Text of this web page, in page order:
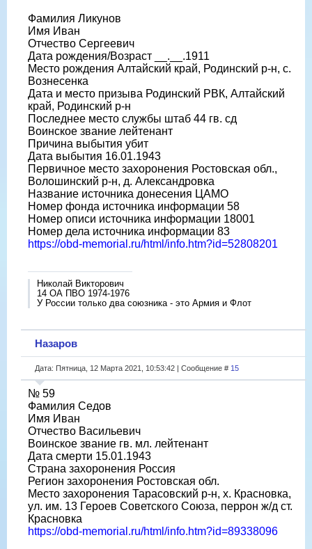
Фамилия Ликунов
Имя Иван
Отчество Сергеевич
Дата рождения/Возраст __.__.1911
Место рождения Алтайский край, Родинский р-н, с.
Вознесенка
Дата и место призыва Родинский РВК, Алтайский
край, Родинский р-н
Последнее место службы штаб 44 гв. сд
Воинское звание лейтенант
Причина выбытия убит
Дата выбытия 16.01.1943
Первичное место захоронения Ростовская обл.,
Волошинский р-н, д. Александровка
Название источника донесения ЦАМО
Номер фонда источника информации 58
Номер описи источника информации 18001
Номер дела источника информации 83
https://obd-memorial.ru/html/info.htm?id=52808201
Николай Викторович
14 ОА ПВО 1974-1976
У России только два союзника - это Армия и Флот
Назаров
Дата: Пятница, 12 Марта 2021, 10:53:42 | Сообщение # 15
№ 59
Фамилия Седов
Имя Иван
Отчество Васильевич
Воинское звание гв. мл. лейтенант
Дата смерти 15.01.1943
Страна захоронения Россия
Регион захоронения Ростовская обл.
Место захоронения Тарасовский р-н, х. Красновка,
ул. им. 13 Героев Советского Союза, перрон ж/д ст.
Красновка
https://obd-memorial.ru/html/info.htm?id=89338096